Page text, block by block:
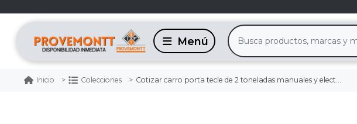
Inicio Colecciones Cotizar carro porta tecle de 2 toneladas manuales y electricos marca itaka